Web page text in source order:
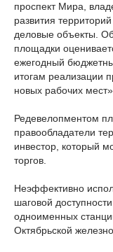
проспект Мира,
развития
деловые объекты.
площадки
ежегодный
итогам реализации
новых рабочих
Редевелопментом
правообладатели
инвестор, который
торгов.
Неэффективно
шаговой
одноименных
Октябрьской